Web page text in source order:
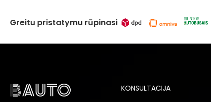
Greitu pristatymu rūpinasi
KONSULTACIJA